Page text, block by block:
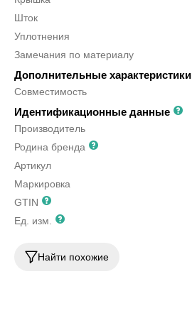
Шток
Уплотнения
Замечания по материалу
Дополнительные характеристики
Совместимость
Идентификационные данные
Производитель
Родина бренда
Артикул
Маркировка
GTIN
Ед. изм.
Найти похожие